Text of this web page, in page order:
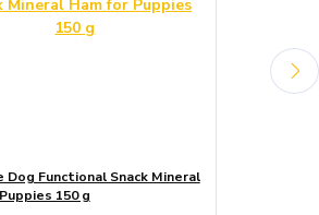
Dog Functional Snack Mineral
150 g